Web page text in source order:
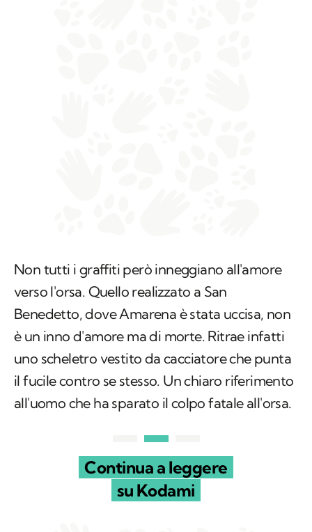
Non tutti i graffiti però inneggiano all'amore
verso l'orsa. Quello realizzato a San
Benedetto, dove Amarena è stata uccisa, non
è un inno d'amore ma di morte. Ritrae infatti
uno scheletro vestito da cacciatore che punta
il fucile contro se stesso. Un chiaro riferimento
all'uomo che ha sparato il colpo fatale all'orsa.
Continua a leggere
su Kodami